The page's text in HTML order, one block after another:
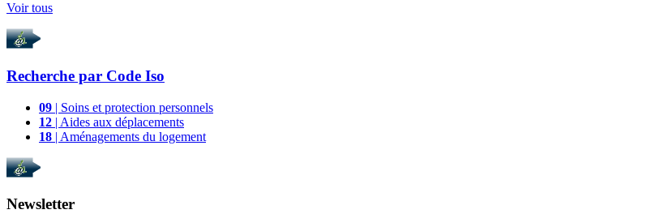
Voir tous
Recherche par Code Iso
09 | Soins et protection personnels
12 | Aides aux déplacements
18 | Aménagements du logement
Newsletter